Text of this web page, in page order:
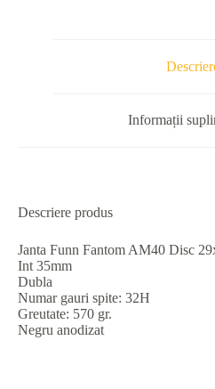
Informații
Descriere produs
Janta Funn Fantom AM40 Disc
Int 35mm
Dubla
Numar gauri spite: 32H
Greutate: 570 gr.
Negru anodizat